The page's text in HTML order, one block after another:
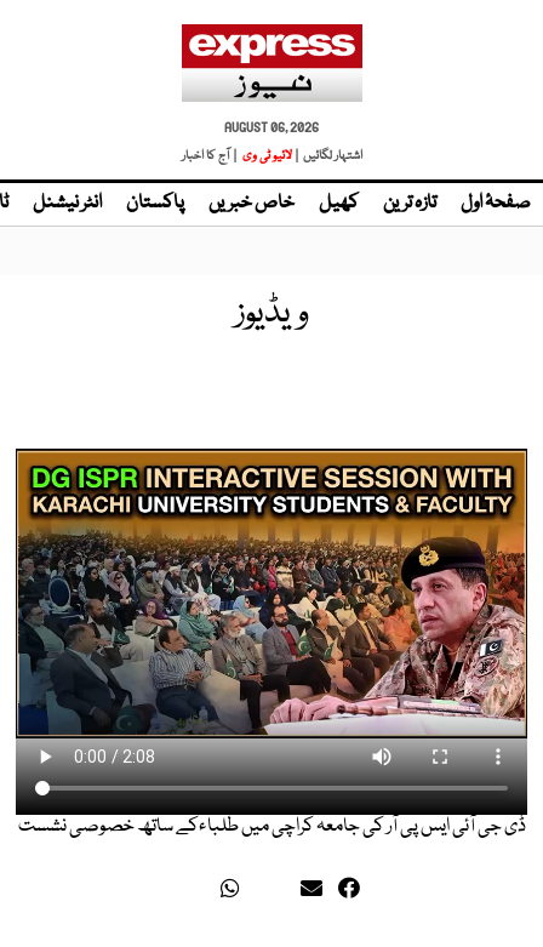
AUGUST 06, 2026
اشتہار لگائیں | لائیو ٹی وی | آج کا اخبار
صفحۂ اول تازہ ترین کھیل خاص خبریں پاکستان انٹر نیشنل
ویڈیوز
ڈی جی آئی ایس پی آر کی جامعہ کراچی میں طلباءکے ساتھ خصوصی نشست